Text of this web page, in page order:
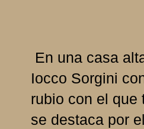
En una casa
Iocco Sorgini
rubio con el que
se destaca por